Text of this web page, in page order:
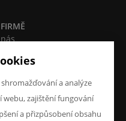
NÁM
a analýze
zajištění fungování
a přizpůsobení obsahu